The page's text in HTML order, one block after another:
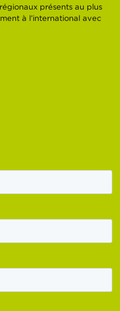
présents au plus
à l’international avec